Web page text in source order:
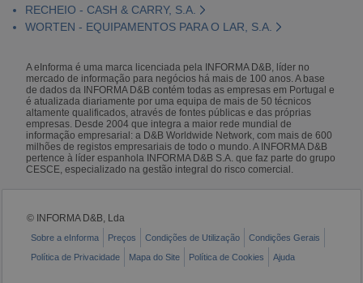
RECHEIO - CASH & CARRY, S.A.
WORTEN - EQUIPAMENTOS PARA O LAR, S.A.
A eInforma é uma marca licenciada pela INFORMA D&B, líder no
mercado de informação para negócios há mais de 100 anos. A base
de dados da INFORMA D&B contém todas as empresas em Portugal e
é atualizada diariamente por uma equipa de mais de 50 técnicos
altamente qualificados, através de fontes públicas e das próprias
empresas. Desde 2004 que integra a maior rede mundial de
informação empresarial: a D&B Worldwide Network, com mais de 600
milhões de registos empresariais de todo o mundo. A INFORMA D&B
pertence à líder espanhola INFORMA D&B S.A. que faz parte do grupo
CESCE, especializado na gestão integral do risco comercial.
© INFORMA D&B, Lda
Sobre a eInforma Preços Condições de Utilização
Condições Gerais
Política de Privacidade
Mapa do Site Política de Cookies Ajuda